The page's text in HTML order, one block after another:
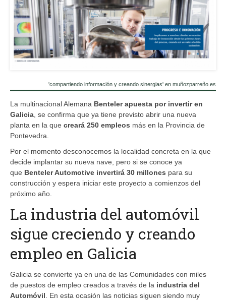
'compartiendo información y creando sinergias' en muñozparreño.es
La multinacional Alemana Benteler apuesta por invertir en
Galicia , se confirma que ya tiene previsto abrir una nueva
planta en la que creará 250 empleos más en la Provincia de
Pontevedra.
Por el momento desconocemos la localidad concreta en la que
decide implantar su nueva nave, pero si se conoce ya
que Benteler Automotive invertirá 30 millones para su
construcción y espera iniciar este proyecto a comienzos del
próximo año.
La industria del automóvil
sigue creciendo y creando
empleo en Galicia
Galicia se convierte ya en una de las Comunidades con miles
de puestos de empleo creados a través de la industria del
Automóvil . En esta ocasión las noticias siguen siendo muy